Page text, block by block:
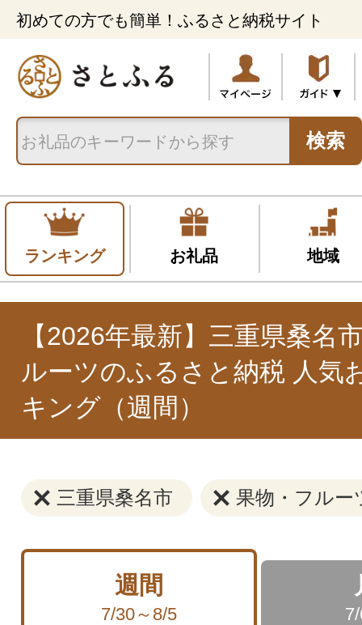
初めての方でも簡単！ふるさと納税サイト
検索
ランキング お礼品 地域
【2026年最新】三重県桑名
ルーツのふるさと納税 人気
キング（週間）
三重県桑名市 果物・フルー
週間
7/30～8/5